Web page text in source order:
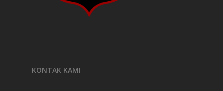
KONTAK KAMI